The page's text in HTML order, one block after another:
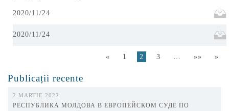
2020/11/24
2020/11/24
« 1 2 3 … »» »
Publicații recente
2 MARTIE 2022
РЕСПУБЛИКА МОЛДОВА В ЕВРОПЕЙСКОМ СУДЕ ПО